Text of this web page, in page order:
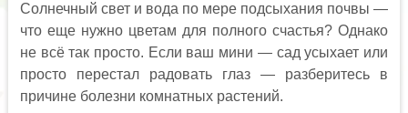
Солнечный свет и вода по мере подсыхания почвы —
что еще нужно цветам для полного счастья? Однако
не всë так просто. Если ваш мини — сад усыхает или
просто перестал радовать глаз — разберитесь в
причине болезни комнатных растений.